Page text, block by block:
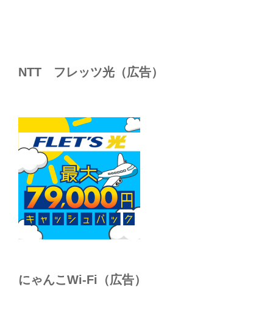
NTT フレッツ光（広告）
にゃんこWi-Fi（広告）